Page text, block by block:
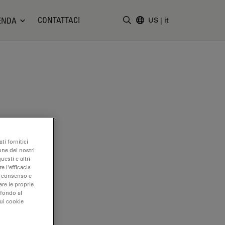
CONTATTACI US | it
fornitici
dei nostri
e altri
l'efficacia
e
le proprie
al
cookie